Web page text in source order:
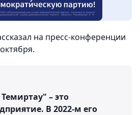
на пресс-конференции
– это
В 2022-м его